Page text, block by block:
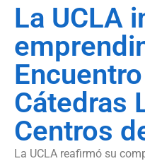
La UCLA
Cátedras
Centros
La UCLA reafirmó su